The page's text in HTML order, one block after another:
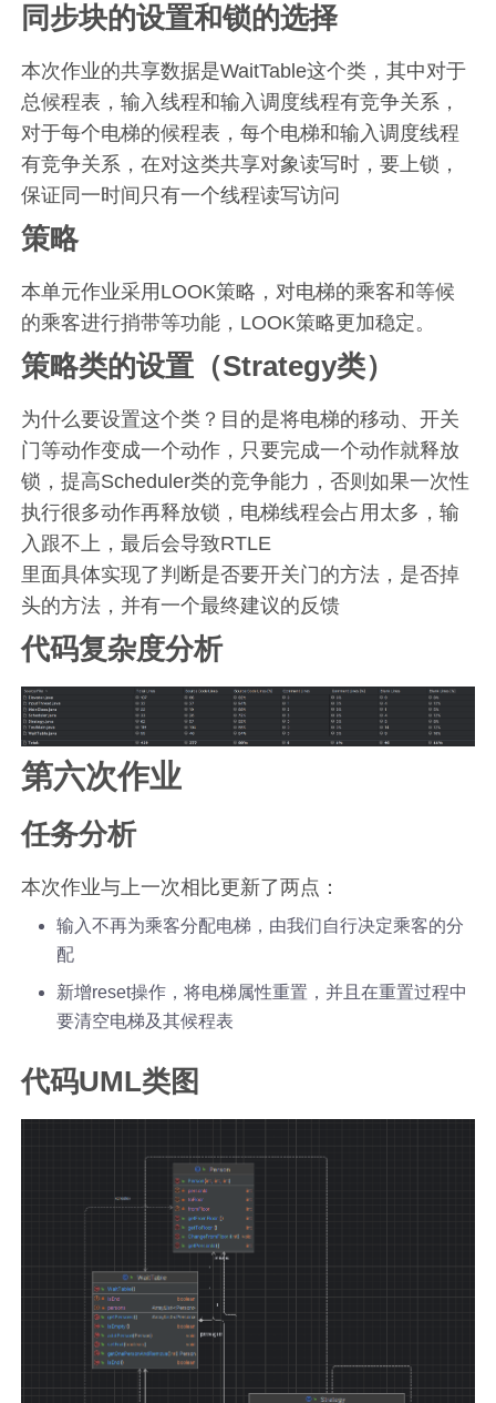
同步块的设置和锁的选择
本次作业的共享数据是WaitTable这个类，其中对于
总候程表，输入线程和输入调度线程有竞争关系，
对于每个电梯的候程表，每个电梯和输入调度线程
有竞争关系，在对这类共享对象读写时，要上锁，
保证同一时间只有一个线程读写访问
策略
本单元作业采用LOOK策略，对电梯的乘客和等候
的乘客进行捎带等功能，LOOK策略更加稳定。
策略类的设置（Strategy类）
为什么要设置这个类？目的是将电梯的移动、开关
门等动作变成一个动作，只要完成一个动作就释放
锁，提高Scheduler类的竞争能力，否则如果一次性
执行很多动作再释放锁，电梯线程会占用太多，输
入跟不上，最后会导致RTLE
里面具体实现了判断是否要开关门的方法，是否掉
头的方法，并有一个最终建议的反馈
代码复杂度分析
第六次作业
任务分析
本次作业与上一次相比更新了两点：
输入不再为乘客分配电梯，由我们自行决定乘客的分
配
新增reset操作，将电梯属性重置，并且在重置过程中
要清空电梯及其候程表
代码UML类图